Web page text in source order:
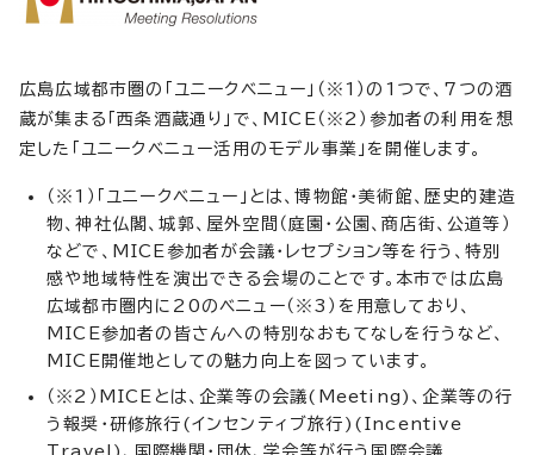
広島広域都市圏の「ユニークベニュー」（※1）の1つで、7つの酒
蔵が集まる「西条酒蔵通り」で、MICE（※2）参加者の利用を想
定した「ユニークベニュー活用のモデル事業」を開催します。
（※1）「ユニークベニュー」とは、博物館・美術館、歴史的建造
物、神社仏閣、城郭、屋外空間（庭園・公園、商店街、公道等）
などで、MICE参加者が会議・レセプション等を行う、特別
感や地域特性を演出できる会場のことです。本市では広島
広域都市圏内に20のベニュー（※3）を用意しており、
MICE参加者の皆さんへの特別なおもてなしを行うなど、
MICE開催地としての魅力向上を図っています。
（※2）MICEとは、企業等の会議(Meeting)、企業等の行
う報奨・研修旅行(インセンティブ旅行)(Incentive
Travel)、国際機関・団体、学会等が行う国際会議